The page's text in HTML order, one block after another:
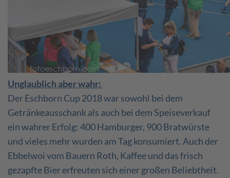
Unglaublich aber wahr:
Der Eschborn Cup 2018 war sowohl bei dem
Getränkeausschank als auch bei dem Speiseverkauf
ein wahrer Erfolg: 400 Hamburger, 900 Bratwürste
und vieles mehr wurden am Tag konsumiert. Auch der
Ebbelwoi vom Bauern Roth, Kaffee und das frisch
gezapfte Bier erfreuten sich einer großen Beliebtheit.